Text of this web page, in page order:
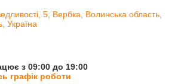
ціни за
малих
оновлення
не просто меблі, а
рішення?
5, Вербка, Волинська область,
Україна
з 09:00 до 19:00
графік роботи